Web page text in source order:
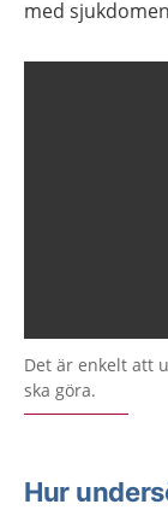
med
Det är enkelt att
ska göra.
Hur